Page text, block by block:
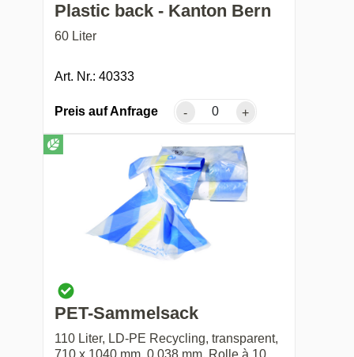
Plastic back - Kanton Bern
60 Liter
Art. Nr.: 40333
Preis auf Anfrage - +
PET-Sammelsack
110 Liter, LD-PE Recycling, transparent,